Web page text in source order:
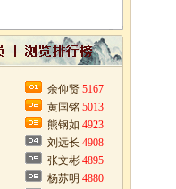
余仰贤 5167
黄国铭 5013
熊钢如 4923
刘远长 4908
张文彬 4895
杨苏明 4880